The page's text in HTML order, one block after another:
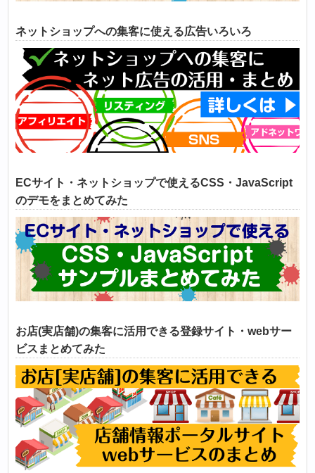
ネットショップへの集客に使える広告いろいろ
ECサイト・ネットショップで使えるCSS・JavaScript
のデモをまとめてみた
お店(実店舗)の集客に活用できる登録サイト・webサー
ビスまとめてみた